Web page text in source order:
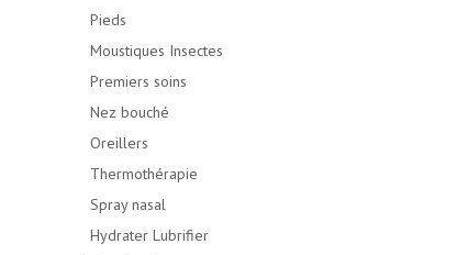
Pieds
Moustiques Insectes
Premiers soins
Nez bouché
Oreillers
Thermothérapie
Spray nasal
Hydrater Lubrifier